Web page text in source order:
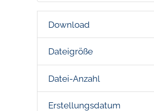
Download
Dateigröße
Datei-Anzahl
Erstellungsdatum